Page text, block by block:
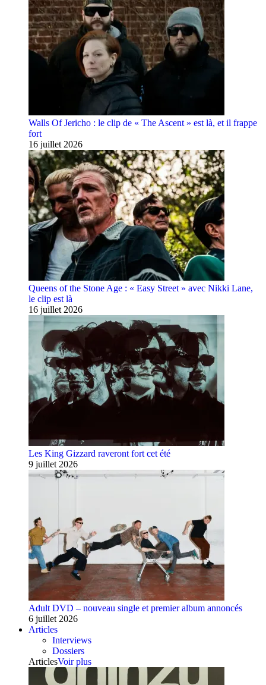
Walls Of Jericho : le clip de « The Ascent » est là, et il frappe
fort
16 juillet 2026
Queens of the Stone Age : « Easy Street » avec Nikki Lane,
le clip est là
16 juillet 2026
Les King Gizzard raveront fort cet été
9 juillet 2026
Adult DVD – nouveau single et premier album annoncés
6 juillet 2026
Articles
Interviews
Dossiers
ArticlesVoir plus